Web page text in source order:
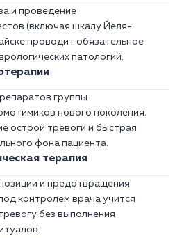
и проведение
(включая шкалу Йеля-
проводит обязательное
патологий.
группы
нового поколения.
острой тревоги и быстрая
фона пациента.
терапия
и предотвращения
контролем врача учится
без выполнения